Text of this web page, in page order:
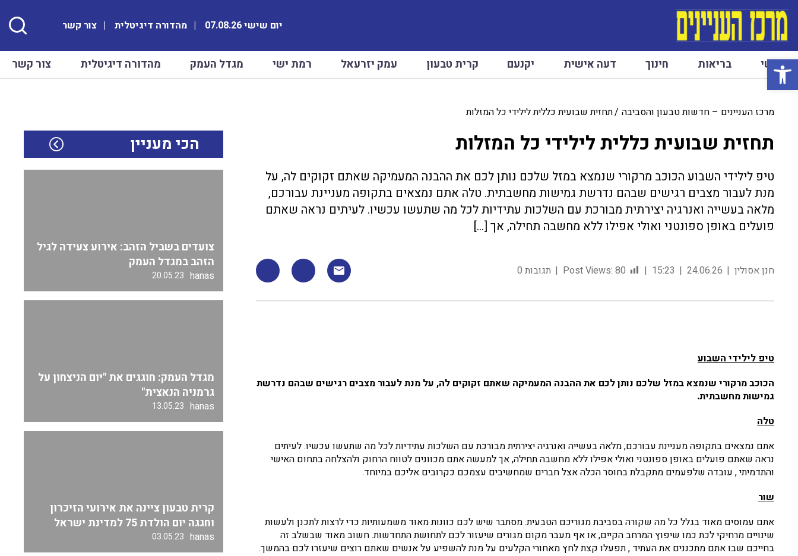
פתח סרגל נגישות
יום שישי 07.08.26 מהדורה דיגיטלית צור קשר
ראשי בריאות חינוך דעה אישית יקנעם קרית טבעון עמק יזרעאל רמת ישי מגדל העמק מהדורה דיגיטלית צור קשר
מרכז העניינים – חדשות טבעון והסביבה תחזית שבועית כללית לילידי כל המזלות
תחזית שבועית כללית לילידי כל המזלות
טיפ לילידי השבוע הכוכב מרקורי שנמצא במזל שלכם נותן לכם את ההבנה המעמיקה שאתם זקוקים לה, על
מנת לעבור מצבים רגישים שבהם נדרשת גמישות מחשבתית. טלה אתם נמצאים בתקופה מעניינת עבורכם,
מלאה בעשייה ואנרגיה יצירתית מבורכת עם השלכות עתידיות לכל מה שתעשו עכשיו. לעיתים נראה שאתם
פועלים באופן ספונטני ואולי אפילו ללא מחשבה תחילה, אך […]
חנן אסולין 24.06.26
15:23
Post Views: 80 תגובות 0
טיפ לילידי השבוע
הכוכב מרקורי שנמצא במזל שלכם נותן לכם את ההבנה המעמיקה שאתם זקוקים לה, על מנת לעבור מצבים רגישים שבהם נדרשת
גמישות מחשבתית.
טלה
אתם נמצאים בתקופה מעניינת עבורכם, מלאה בעשייה ואנרגיה יצירתית מבורכת עם השלכות עתידיות לכל מה שתעשו עכשיו. לעיתים
נראה שאתם פועלים באופן ספונטני ואולי אפילו ללא מחשבה תחילה, אך למעשה אתם מכוונים לטווח הרחוק ולהצלחה בתחום האישי
והתדמיתי , עובדה שלפעמים מתקבלת בחוסר הכלה אצל חברים שמחשיבים עצמכם כקרובים אליכם במיוחד.
שור
אתם עמוסים מאוד בגלל כל מה שקורה בסביבת מגוריכם הטבעית. מסתבר שיש לכם כוונות מאוד משמעותיות כדי לרצות לתכנן ולעשות
שינויים מרחיקי לכת כמו שיפוץ המרחב הקיים, או אף מעבר מקום מגורים שיעזור לכם לתחושת התחדשות. חשוב מאוד שבשלב זה
בחייכם שבו אתם מתכננים את העתיד , תפעלו קצת לחץ מאחורי הקלעים על מנת להשפיע על אנשים שאתם רוצים שיעזרו לכם בהמשך.
הכי מעניין
צועדים בשביל הזהב: אירוע צעידה לגיל
הזהב במגדל העמק
hanas
20.05.23
מגדל העמק: חוגגים את "יום הניצחון על
גרמניה הנאצית"
hanas
13.05.23
קרית טבעון ציינה את אירועי הזיכרון
וחגגה יום הולדת 75 למדינת ישראל
hanas
03.05.23